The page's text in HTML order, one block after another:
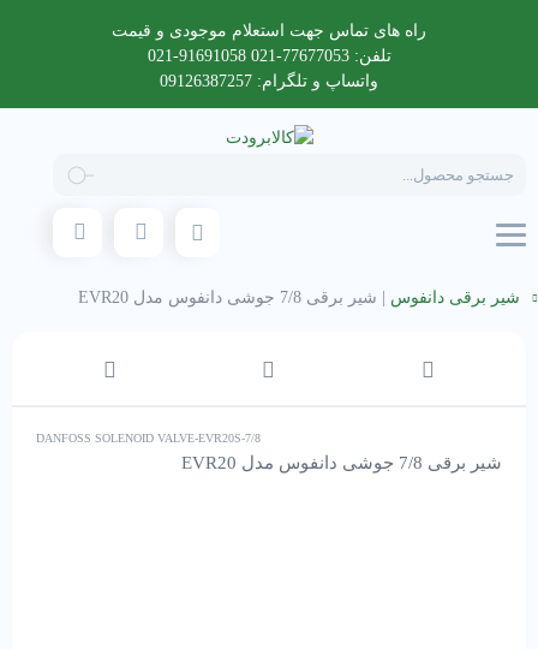
راه های تماس جهت استعلام موجودی و قیمت
تلفن: 77677053-021 91691058-021
واتساپ و تلگرام: 09126387257
search
شیر برقی دانفوس شیر برقی 7/8 جوشی دانفوس مدل EVR20
DANFOSS SOLENOID VALVE-EVR20S-7/8
شیر برقی 7/8 جوشی دانفوس مدل EVR20